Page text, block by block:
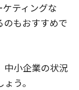
ティングな
のもおすすめで
中小企業の状況
う。